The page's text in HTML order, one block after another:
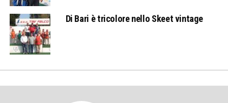
Di Bari è tricolore nello Skeet vintage